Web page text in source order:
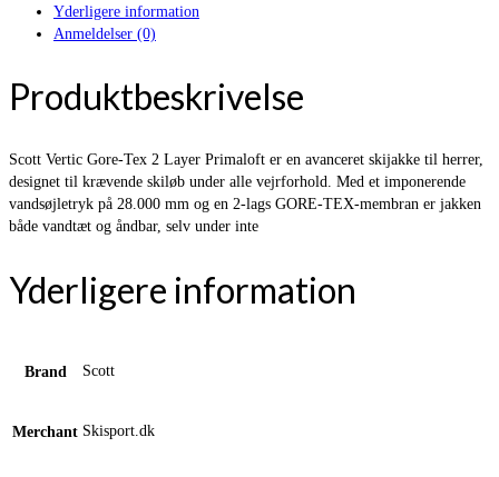
Yderligere information
Anmeldelser (0)
Produktbeskrivelse
Scott Vertic Gore-Tex 2 Layer Primaloft er en avanceret skijakke til herrer,
designet til krævende skiløb under alle vejrforhold. Med et imponerende
vandsøjletryk på 28.000 mm og en 2-lags GORE-TEX-membran er jakken
både vandtæt og åndbar, selv under inte
Yderligere information
Brand Scott
Merchant Skisport.dk